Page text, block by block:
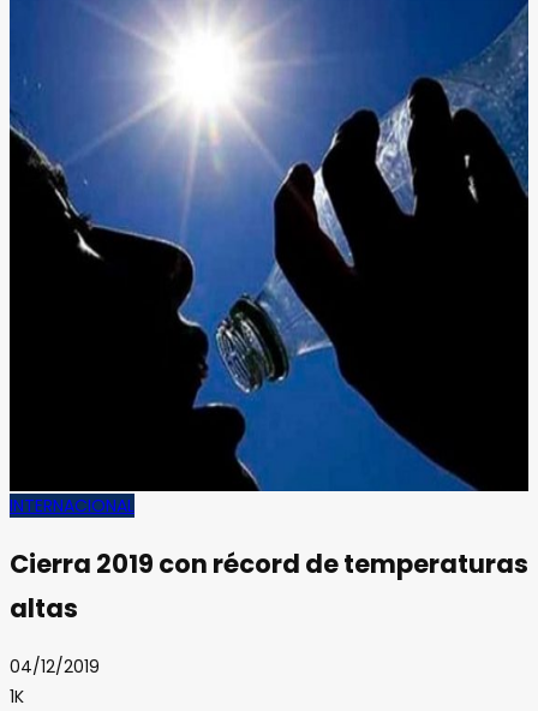
INTERNACIONAL
Cierra 2019 con récord de temperaturas
altas
04/12/2019
1K